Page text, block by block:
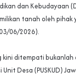
dan Kebudayaan
tanah oleh
06/2026).
ditempati bukanlah
Desa (PUSKUD)